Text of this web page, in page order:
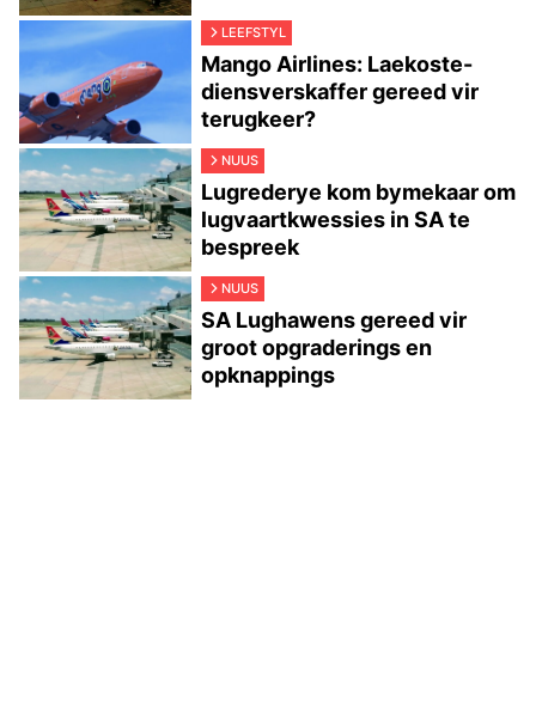
LEEFSTYL
Mango Airlines: Laekoste-
diensverskaffer gereed vir
terugkeer?
NUUS
Lugrederye kom bymekaar om
lugvaartkwessies in SA te
bespreek
NUUS
SA Lughawens gereed vir
groot opgraderings en
opknappings